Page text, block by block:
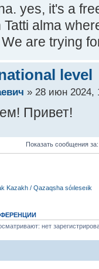
yes, it's a
Tatti alma
are trying
level
» 28 июн 2024,
Привет!
Показать сообщения за:
Kazakh / Qazaqsha sóıleseıik
нет